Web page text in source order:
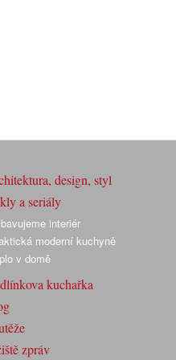
design, styl
a seriály
interiér
moderní kuchyně
v domě
kuchařka
zpráv